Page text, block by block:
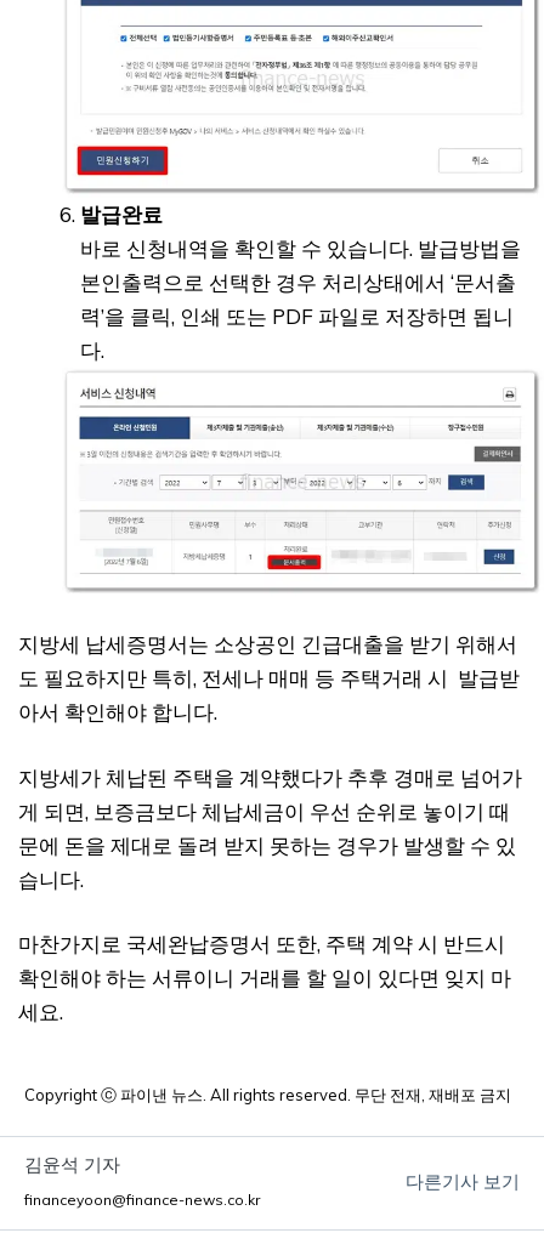
발급완료
바로 신청내역을 확인할 수 있습니다. 발급방법을
본인출력으로 선택한 경우 처리상태에서 ‘문서출
력’을 클릭, 인쇄 또는 PDF 파일로 저장하면 됩니
다.
지방세 납세증명서는 소상공인 긴급대출을 받기 위해서
도 필요하지만 특히, 전세나 매매 등 주택거래 시 발급받
아서 확인해야 합니다.
지방세가 체납된 주택을 계약했다가 추후 경매로 넘어가
게 되면, 보증금보다 체납세금이 우선 순위로 놓이기 때
문에 돈을 제대로 돌려 받지 못하는 경우가 발생할 수 있
습니다.
마찬가지로 국세완납증명서 또한, 주택 계약 시 반드시
확인해야 하는 서류이니 거래를 할 일이 있다면 잊지 마
세요.
Copyright ⓒ 파이낸 뉴스. All rights reserved. 무단 전재, 재배포 금지
김윤석 기자
financeyoon@finance-news.co.kr
다른기사 보기